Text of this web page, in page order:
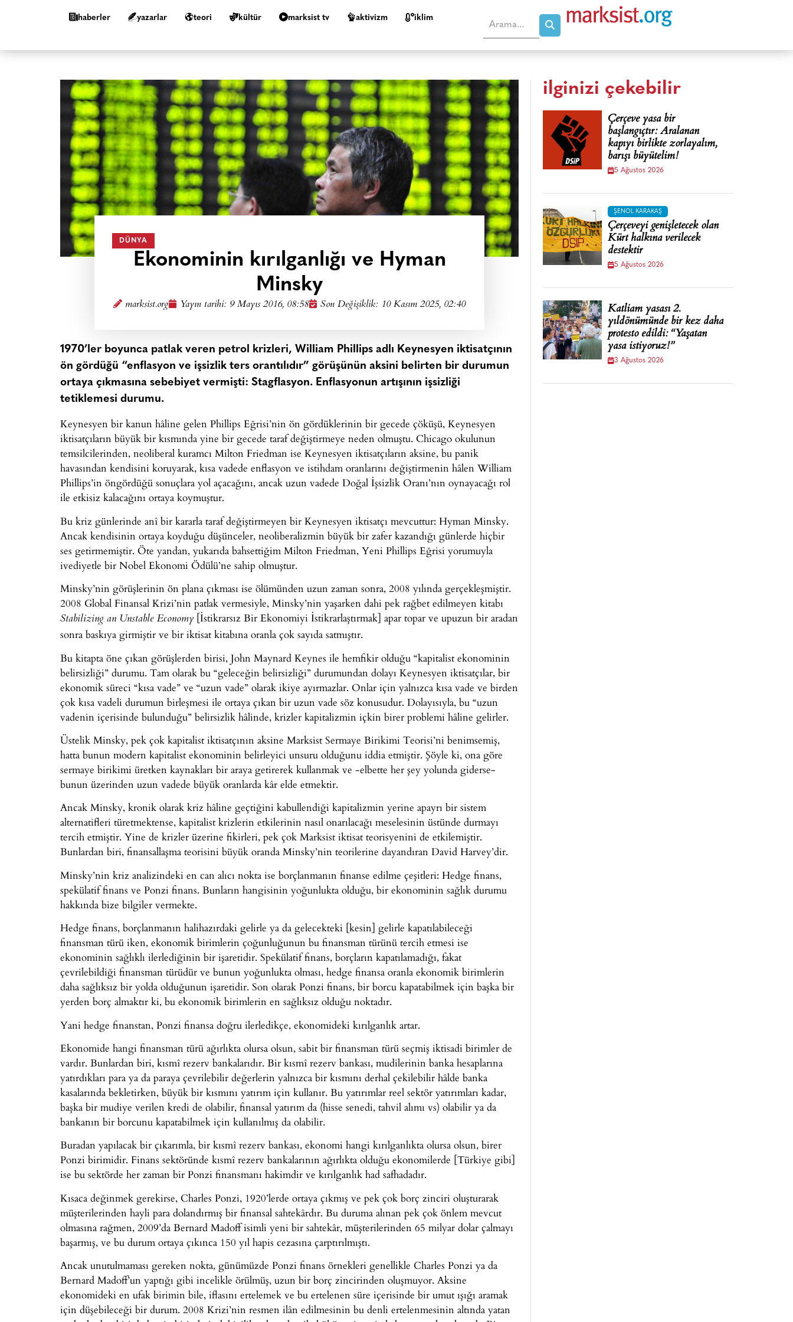
haberler yazarlar teori kültür marksist tv aktivizm i̇klim
DÜNYA
Ekonominin kırılganlığı ve Hyman
Minsky
marksist.org Yayın tarihi: 9 Mayıs 2016, 08:58 Son Değişiklik: 10 Kasım 2025, 02:40
1970’ler boyunca patlak veren petrol krizleri, William Phillips adlı Keynesyen iktisatçının
ön gördüğü “enflasyon ve işsizlik ters orantılıdır” görüşünün aksini belirten bir durumun
ortaya çıkmasına sebebiyet vermişti: Stagflasyon. Enflasyonun artışının işsizliği
tetiklemesi durumu.
Keynesyen bir kanun hâline gelen Phillips Eğrisi’nin ön gördüklerinin bir gecede çöküşü, Keynesyen
iktisatçıların büyük bir kısmında yine bir gecede taraf değiştirmeye neden olmuştu. Chicago okulunun
temsilcilerinden, neoliberal kuramcı Milton Friedman ise Keynesyen iktisatçıların aksine, bu panik
havasından kendisini koruyarak, kısa vadede enflasyon ve istihdam oranlarını değiştirmenin hâlen William
Phillips’in öngördüğü sonuçlara yol açacağını, ancak uzun vadede Doğal İşsizlik Oranı’nın oynayacağı rol
ile etkisiz kalacağını ortaya koymuştur.
Bu kriz günlerinde anî bir kararla taraf değiştirmeyen bir Keynesyen iktisatçı mevcuttur: Hyman Minsky.
Ancak kendisinin ortaya koyduğu düşünceler, neoliberalizmin büyük bir zafer kazandığı günlerde hiçbir
ses getirmemiştir. Öte yandan, yukarıda bahsettiğim Milton Friedman, Yeni Phillips Eğrisi yorumuyla
ivediyetle bir Nobel Ekonomi Ödülü’ne sahip olmuştur.
Minsky’nin görüşlerinin ön plana çıkması ise ölümünden uzun zaman sonra, 2008 yılında gerçekleşmiştir.
2008 Global Finansal Krizi’nin patlak vermesiyle, Minsky’nin yaşarken dahi pek rağbet edilmeyen kitabı
Stabilizing an Unstable Economy [İstikrarsız Bir Ekonomiyi İstikrarlaştırmak] apar topar ve upuzun bir aradan
sonra baskıya girmiştir ve bir iktisat kitabına oranla çok sayıda satmıştır.
Bu kitapta öne çıkan görüşlerden birisi, John Maynard Keynes ile hemfikir olduğu “kapitalist ekonominin
belirsizliği” durumu. Tam olarak bu “geleceğin belirsizliği” durumundan dolayı Keynesyen iktisatçılar, bir
ekonomik süreci “kısa vade” ve “uzun vade” olarak ikiye ayırmazlar. Onlar için yalnızca kısa vade ve birden
çok kısa vadeli durumun birleşmesi ile ortaya çıkan bir uzun vade söz konusudur. Dolayısıyla, bu “uzun
vadenin içerisinde bulunduğu” belirsizlik hâlinde, krizler kapitalizmin içkin birer problemi hâline gelirler.
Üstelik Minsky, pek çok kapitalist iktisatçının aksine Marksist Sermaye Birikimi Teorisi’ni benimsemiş,
hatta bunun modern kapitalist ekonominin belirleyici unsuru olduğunu iddia etmiştir. Şöyle ki, ona göre
sermaye birikimi üretken kaynakları bir araya getirerek kullanmak ve -elbette her şey yolunda giderse-
bunun üzerinden uzun vadede büyük oranlarda kâr elde etmektir.
Ancak Minsky, kronik olarak kriz hâline geçtiğini kabullendiği kapitalizmin yerine apayrı bir sistem
alternatifleri türetmektense, kapitalist krizlerin etkilerinin nasıl onarılacağı meselesinin üstünde durmayı
tercih etmiştir. Yine de krizler üzerine fikirleri, pek çok Marksist iktisat teorisyenini de etkilemiştir.
Bunlardan biri, finansallaşma teorisini büyük oranda Minsky’nin teorilerine dayandıran David Harvey’dir.
Minsky’nin kriz analizindeki en can alıcı nokta ise borçlanmanın finanse edilme çeşitleri: Hedge finans,
spekülatif finans ve Ponzi finans. Bunların hangisinin yoğunlukta olduğu, bir ekonominin sağlık durumu
hakkında bize bilgiler vermekte.
Hedge finans, borçlanmanın halihazırdaki gelirle ya da gelecekteki [kesin] gelirle kapatılabileceği
finansman türü iken, ekonomik birimlerin çoğunluğunun bu finansman türünü tercih etmesi ise
ekonominin sağlıklı ilerlediğinin bir işaretidir. Spekülatif finans, borçların kapatılamadığı, fakat
çevrilebildiği finansman türüdür ve bunun yoğunlukta olması, hedge finansa oranla ekonomik birimlerin
daha sağlıksız bir yolda olduğunun işaretidir. Son olarak Ponzi finans, bir borcu kapatabilmek için başka bir
yerden borç almaktır ki, bu ekonomik birimlerin en sağlıksız olduğu noktadır.
Yani hedge finanstan, Ponzi finansa doğru ilerledikçe, ekonomideki kırılganlık artar.
Ekonomide hangi finansman türü ağırlıkta olursa olsun, sabit bir finansman türü seçmiş iktisadi birimler de
vardır. Bunlardan biri, kısmî rezerv bankalarıdır. Bir kısmî rezerv bankası, mudilerinin banka hesaplarına
yatırdıkları para ya da paraya çevrilebilir değerlerin yalnızca bir kısmını derhal çekilebilir hâlde banka
kasalarında bekletirken, büyük bir kısmını yatırım için kullanır. Bu yatırımlar reel sektör yatırımları kadar,
başka bir mudiye verilen kredi de olabilir, finansal yatırım da (hisse senedi, tahvil alımı vs) olabilir ya da
bankanın bir borcunu kapatabilmek için kullanılmış da olabilir.
Buradan yapılacak bir çıkarımla, bir kısmî rezerv bankası, ekonomi hangi kırılganlıkta olursa olsun, birer
Ponzi birimidir. Finans sektöründe kısmî rezerv bankalarının ağırlıkta olduğu ekonomilerde [Türkiye gibi]
ise bu sektörde her zaman bir Ponzi finansmanı hakimdir ve kırılganlık had safhadadır.
Kısaca değinmek gerekirse, Charles Ponzi, 1920’lerde ortaya çıkmış ve pek çok borç zinciri oluşturarak
müşterilerinden hayli para dolandırmış bir finansal sahtekârdır. Bu duruma alınan pek çok önlem mevcut
olmasına rağmen, 2009’da Bernard Madoff isimli yeni bir sahtekâr, müşterilerinden 65 milyar dolar çalmayı
başarmış, ve bu durum ortaya çıkınca 150 yıl hapis cezasına çarptırılmıştı.
Ancak unutulmaması gereken nokta, günümüzde Ponzi finans örnekleri genellikle Charles Ponzi ya da
Bernard Madoff’un yaptığı gibi incelikle örülmüş, uzun bir borç zincirinden oluşmuyor. Aksine
ekonomideki en ufak birimin bile, iflasını ertelemek ve bu ertelenen süre içerisinde bir umut ışığı aramak
için düşebileceği bir durum. 2008 Krizi’nin resmen ilân edilmesinin bu denli ertelenmesinin altında yatan
ilginizi çekebilir
Çerçeve yasa bir
başlangıçtır: Aralanan
kapıyı birlikte zorlayalım,
barışı büyütelim!
5 Ağustos 2026
ŞENOL KARAKAŞ
Çerçeveyi genişletecek olan
Kürt halkına verilecek
destektir
5 Ağustos 2026
Katliam yasası 2.
yıldönümünde bir kez daha
protesto edildi: “Yaşatan
yasa istiyoruz!”
3 Ağustos 2026